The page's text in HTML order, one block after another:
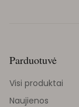
Parduotuvė
Visi produktai
Naujienos